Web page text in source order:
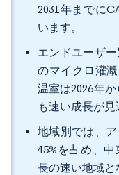
2031年までに
います。
エンドユーザ
のマイクロ灌漑
温室は2026年か
も速い成長が見
地域別では、
45%を占め、中
長の速い地域と